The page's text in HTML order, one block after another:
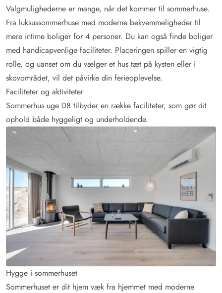
Valgmulighederne er mange, når det kommer til sommerhuse.
Fra luksussommerhuse med moderne bekvemmeligheder til
mere intime boliger for 4 personer. Du kan også finde boliger
med handicapvenlige faciliteter. Placeringen spiller en vigtig
rolle, og uanset om du vælger et hus tæt på kysten eller i
skovområdet, vil det påvirke din ferieoplevelse.
Faciliteter og aktiviteter
Sommerhus uge 08 tilbyder en række faciliteter, som gør dit
ophold både hyggeligt og underholdende.
Hygge i sommerhuset
Sommerhuset er dit hjem væk fra hjemmet med moderne